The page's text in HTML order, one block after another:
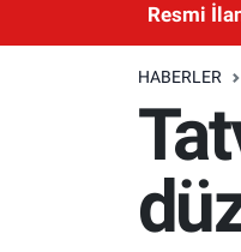
Resmi
HABERLER
Bölge
Bitlis Trafik
Süper Lig Puan
Son Dakika